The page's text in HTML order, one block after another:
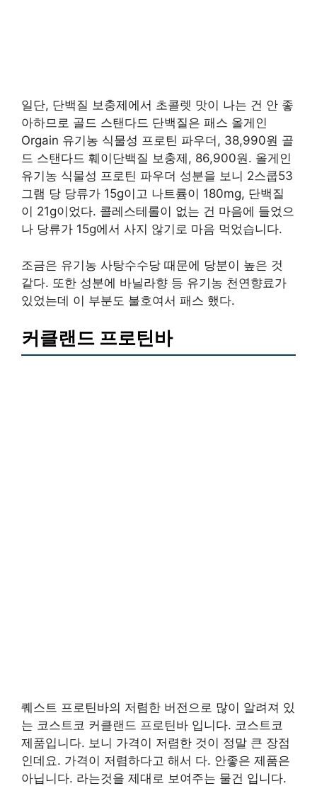
일단, 단백질 보충제에서 초콜렛 맛이 나는 건 안 좋
아하므로 골드 스탠다드 단백질은 패스 올게인
Orgain 유기농 식물성 프로틴 파우더, 38,990원 골
드 스탠다드 훼이단백질 보충제, 86,900원. 올게인
유기농 식물성 프로틴 파우더 성분을 보니 2스쿱53
그램 당 당류가 15g이고 나트륨이 180mg, 단백질
이 21g이었다. 콜레스테롤이 없는 건 마음에 들었으
나 당류가 15g에서 사지 않기로 마음 먹었습니다.
조금은 유기농 사탕수수당 때문에 당분이 높은 것
같다. 또한 성분에 바닐라향 등 유기농 천연향료가
있었는데 이 부분도 불호여서 패스 했다.
커클랜드 프로틴바
퀘스트 프로틴바의 저렴한 버전으로 많이 알려져 있
는 코스트코 커클랜드 프로틴바 입니다. 코스트코
제품입니다. 보니 가격이 저렴한 것이 정말 큰 장점
인데요. 가격이 저렴하다고 해서 다. 안좋은 제품은
아닙니다. 라는것을 제대로 보여주는 물건 입니다.